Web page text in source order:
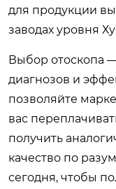
для продукции
заводах уровня
Выбор отоскопа
диагнозов и
позволяйте
вас
получить
качество по
сегодня, чтобы